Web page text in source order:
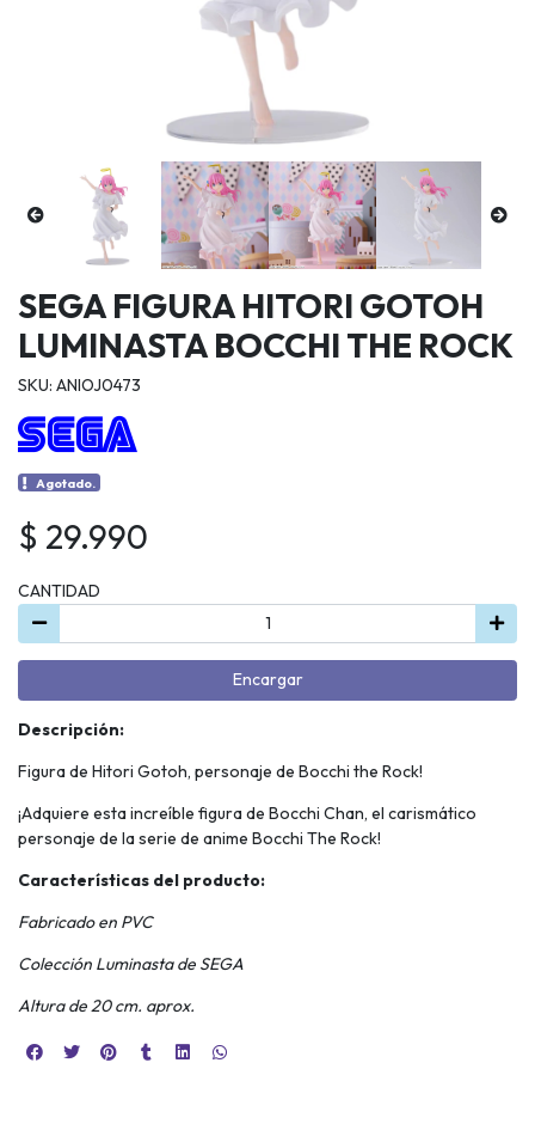
SEGA FIGURA HITORI GOTOH
LUMINASTA BOCCHI THE ROCK
SKU: ANIOJ0473
Agotado.
$ 29.990
CANTIDAD
Encargar
Descripción:
Figura de Hitori Gotoh, personaje de Bocchi the Rock!
¡Adquiere esta increíble figura de Bocchi Chan, el carismático
personaje de la serie de anime Bocchi The Rock!
Características del producto:
Fabricado en PVC
Colección Luminasta de SEGA
Altura de 20 cm. aprox.